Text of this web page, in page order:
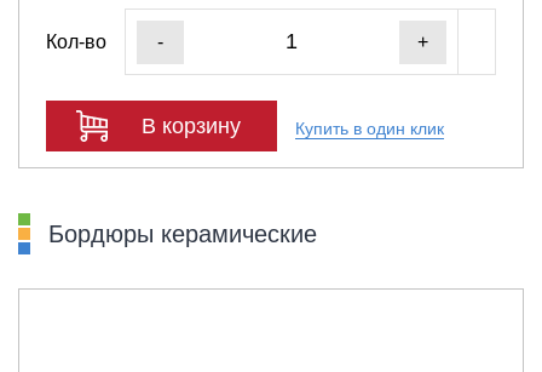
Кол-во - +
В корзину Купить в один клик
Бордюры керамические